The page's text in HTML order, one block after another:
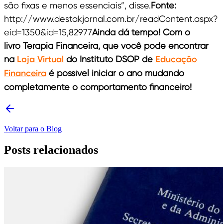
são fixas e menos essenciais”, disse.Fonte:
http://www.destakjornal.com.br/readContent.aspx?
eid=1350&id=15,82977Ainda dá tempo! Com o
livro Terapia Financeira, que você pode encontrar
na Loja Virtual do Instituto DSOP de Educação
Financeira é possível iniciar o ano mudando
completamente o comportamento financeiro!
Voltar para o Blog
Posts relacionados